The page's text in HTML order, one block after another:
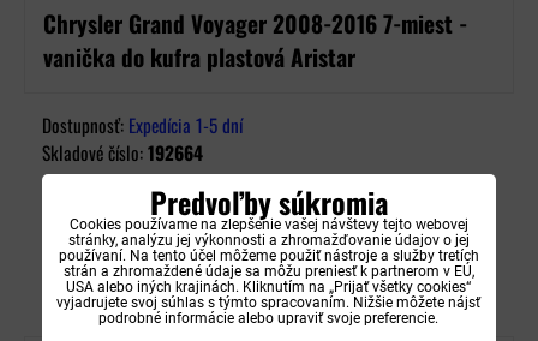
Chrysler Grand Voyager 2008-2016 7-miest -
vanička do kufra plastová Aristar
Dostupnosť: Expedícia 1-5 dní
Skladové číslo:192664
32,90 €s DPH
DO KOŠÍKA
Predvoľby súkromia
Cookies používame na zlepšenie vašej návštevy tejto webovej
stránky, analýzu jej výkonnosti a zhromažďovanie údajov o jej
používaní. Na tento účel môžeme použiť nástroje a služby tretích
strán a zhromaždené údaje sa môžu preniesť k partnerom v EÚ,
USA alebo iných krajinách. Kliknutím na „Prijať všetky cookies“
vyjadrujete svoj súhlas s týmto spracovaním. Nižšie môžete nájsť
podrobné informácie alebo upraviť svoje preferencie.